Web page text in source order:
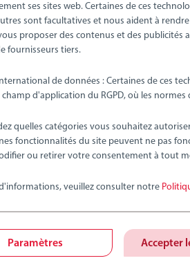
du fabricant
n'a
0/0
ses sites web. Certaines de ces
sont facultatives et nous aident à
proposer des contenus et des
fournisseurs tiers.
de données : Certaines de ces
d'application du RGPD, où les
quelles catégories vous souhaitez
fonctionnalités du site peuvent ne pas
ou retirer votre consentement à tout
veuillez consulter notre
Paramètres Accepter